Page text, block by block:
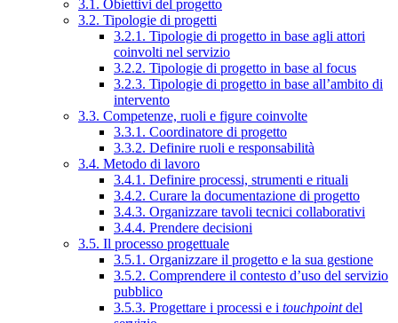
3.1. Obiettivi del progetto
3.2. Tipologie di progetti
3.2.1. Tipologie di progetto in base agli attori
coinvolti nel servizio
3.2.2. Tipologie di progetto in base al focus
3.2.3. Tipologie di progetto in base all’ambito di
intervento
3.3. Competenze, ruoli e figure coinvolte
3.3.1. Coordinatore di progetto
3.3.2. Definire ruoli e responsabilità
3.4. Metodo di lavoro
3.4.1. Definire processi, strumenti e rituali
3.4.2. Curare la documentazione di progetto
3.4.3. Organizzare tavoli tecnici collaborativi
3.4.4. Prendere decisioni
3.5. Il processo progettuale
3.5.1. Organizzare il progetto e la sua gestione
3.5.2. Comprendere il contesto d’uso del servizio
pubblico
3.5.3. Progettare i processi e i touchpointdel